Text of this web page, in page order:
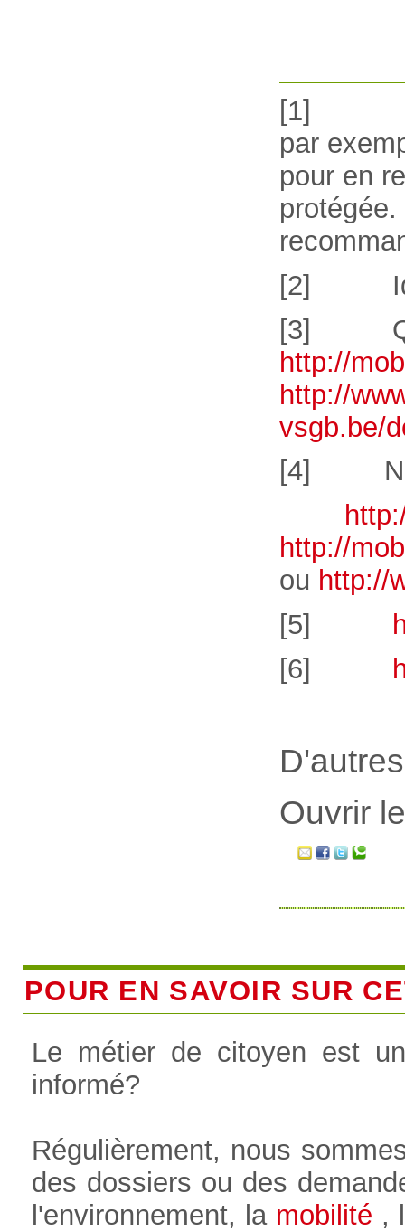
[1] Si la
par
pour en
[2]
[3]
http://
http://
vsgb.be/
[4] Nous
http://
http://
ou http://
[5]
[6]
Ouvrir
POUR EN SAVOIR SUR
Le métier de citoyen est
informé?
Régulièrement, nous
des dossiers ou des
l'environnement, la mobilité ,